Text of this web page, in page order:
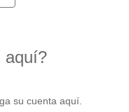
aquí?
su cuenta aquí.